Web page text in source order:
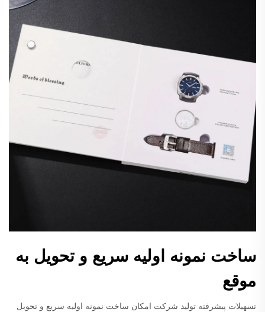
ساخت نمونه اولیه سریع و تحویل به
موقع
تسهیلات پیشرفته تولید شرکت امکان ساخت نمونه اولیه سریع و تحویل